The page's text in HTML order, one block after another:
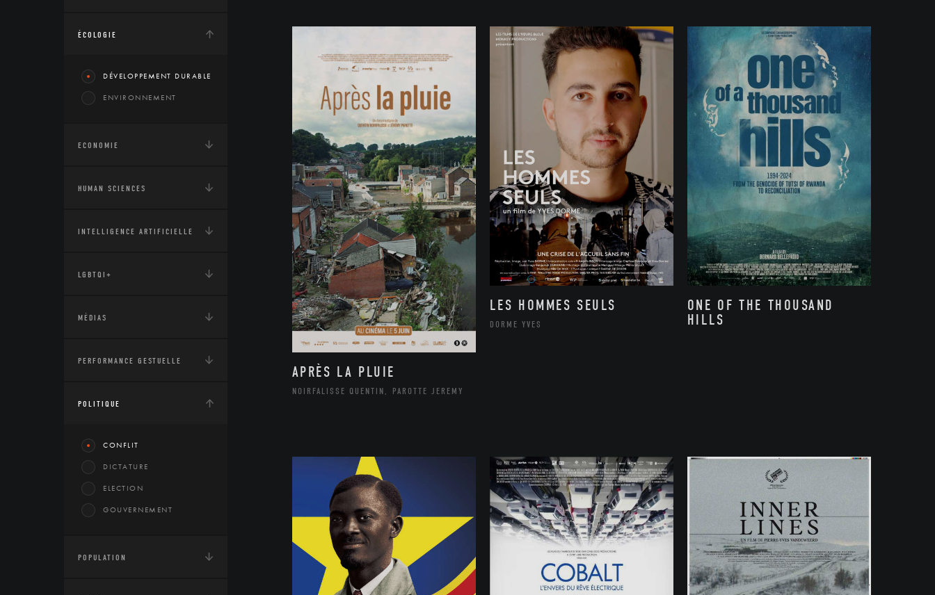
ÉCOLOGIE
DÉVELOPPEMENT DURABLE
ENVIRONNEMENT
ECONOMIE
HUMAN SCIENCES
INTELLIGENCE ARTIFICIELLE
LGBTQI+
MÉDIAS
PERFORMANCE GESTUELLE
POLITIQUE
CONFLIT
DICTATURE
ELECTION
GOUVERNEMENT
POPULATION
APRÈS LA PLUIE
NOIRFALISSE QUENTIN, PAROTTE JEREMY
LES HOMMES SEULS
DORME YVES
ONE OF THE THOUSAND
HILLS